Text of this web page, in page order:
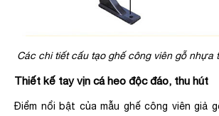
Các chi tiết cấu tạo ghế công viên gỗ nhựa
Thiết kế tay vịn cá heo độc đáo, thu hút
Điểm nổi bật của mẫu ghế công viên giả